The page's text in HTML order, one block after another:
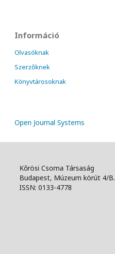
Információ
Olvasóknak
Szerzőknek
Könyvtárosoknak
Open Journal Systems
Kőrösi Csoma Társaság
Budapest, Múzeum körút 4/B.
ISSN: 0133-4778